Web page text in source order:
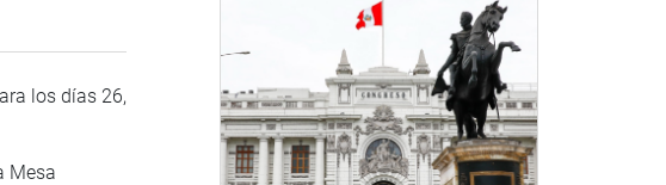
los días 26,
Mesa